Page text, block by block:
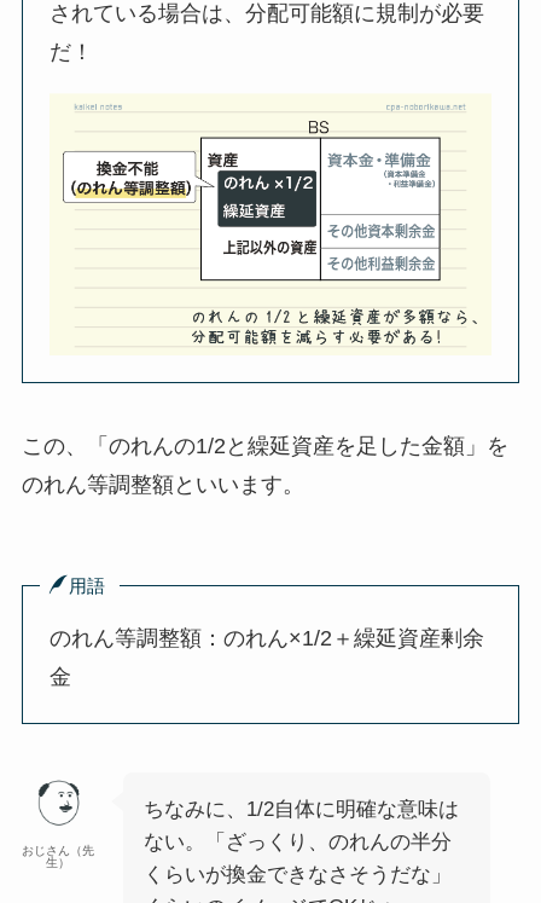
されている場合は、分配可能額に規制が必要
だ！
この、
「のれんの1/2と繰延資産を足した金額」を
のれん等調整額といいます。
用語
のれん等調整額：のれん×1/2＋繰延資産剰余
金
おじさん（先
生）
ちなみに、1/2自体に明確な意味は
ない。「ざっくり、のれんの半分
くらいが換金できなさそうだな」